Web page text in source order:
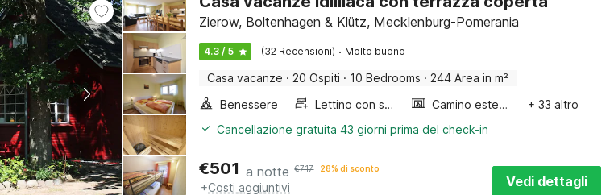
Zierow, Boltenhagen & Klütz, Mecklenburg-Pomerania
4.3 / 5 (32 Recensioni) · Molto buono
Casa vacanze · 20 Ospiti · 10 Bedrooms · 244 Area in m²
Benessere
Lettino con sponde Camino esterno
+ 33 altro
Cancellazione gratuita 43 giorni prima del check-in
€501 a notte €717 28% di sconto
+Costi aggiuntivi Vedi dettagli